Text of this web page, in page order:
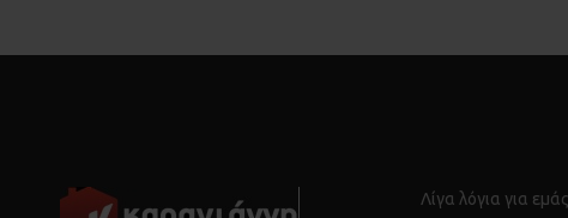
Λίγα λόγια για εμάς